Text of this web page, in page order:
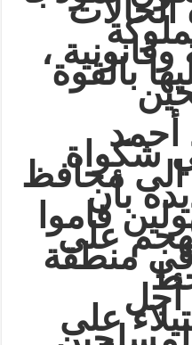
،
بالقوة
أحمد
شكواة
الى محافظ
بأن
قاموا
على
في منطقة
أجل
على